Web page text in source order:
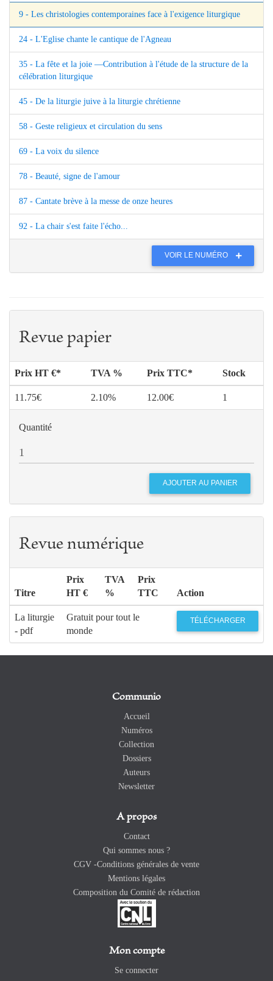
9 - Les christologies contemporaines face à l'exigence liturgique
24 - L'Eglise chante le cantique de l'Agneau
35 - La fête et la joie —Contribution à l'étude de la structure de la
célébration liturgique
45 - De la liturgie juive à la liturgie chrétienne
58 - Geste religieux et circulation du sens
69 - La voix du silence
78 - Beauté, signe de l'amour
87 - Cantate brève à la messe de onze heures
92 - La chair s'est faite l'écho...
VOIR LE NUMÉRO
Revue papier
Prix HT €* TVA % Prix TTC* Stock
11.75€ 2.10% 12.00€ 1
Quantité
Revue numérique
Titre
Prix
HT €
TVA
%
Prix
TTC
Action
La liturgie
- pdf
Gratuit pour tout le
monde
TÉLÉCHARGER
Communio
Accueil
Numéros
Collection
Dossiers
Auteurs
Newsletter
A propos
Contact
Qui sommes nous ?
CGV -Conditions générales de vente
Mentions légales
Composition du Comité de rédaction
Mon compte
Se connecter